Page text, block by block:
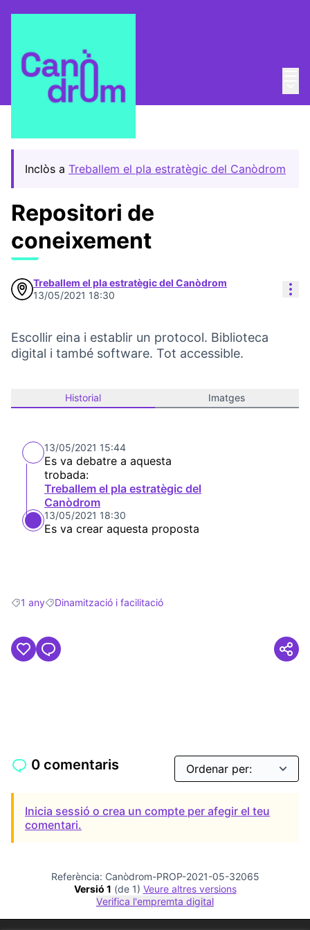
Pla Estratègic Propostes
Inclòs a Treballem el pla estratègic del Canòdrom
Repositori de
coneixement
Treballem el pla estratègic del Canòdrom
13/05/2021 18:30
Escollir eina i establir un protocol. Biblioteca
digital i també software. Tot accessible.
Historial Imatges
13/05/2021 15:44
Es va debatre a aquesta
trobada:
Treballem el pla estratègic del
Canòdrom
13/05/2021 18:30
Es va crear aquesta proposta
Resultats en filtrar per: 1 any
1 anyResultats en filtrar per: Dinamització i facilitació
Dinamització i facilitació
0 comentaris
Inicia sessió o crea un compte per afegir el teu
comentari.
Referència: Canòdrom-PROP-2021-05-32065
Versió 1 (de 1)
veure altres versions
Verifica l'empremta digital